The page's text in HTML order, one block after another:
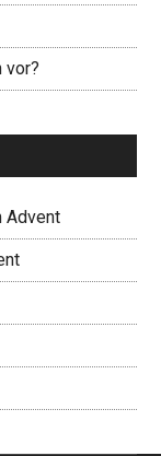
vor?
Advent